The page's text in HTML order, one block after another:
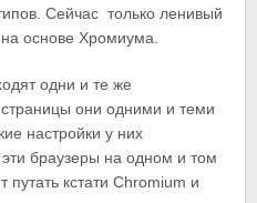
Сейчас только ленивый
основе Хромиума.
одни и те же
они одними и теми
настройки у них
браузеры на одном и том
кстати Chromium и